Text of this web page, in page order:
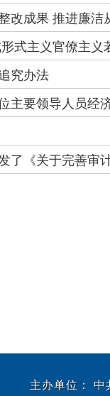
改成果 推进廉洁
式主义官僚主义
究办法
主要领导人员经
了《关于完善审
主办单位： 中